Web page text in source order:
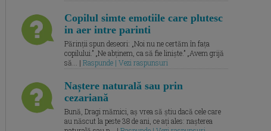
Copilul simte emotiile care plutesc
in aer intre parinti
Părinții spun deseori: „Noi nu ne certăm în fața
copilului.” „Ne abținem, ca să fie liniște.” „Avem grijă
să... | Raspunde | Vezi raspunsuri
Naștere naturală sau prin
cezariană
Bună, Dragi mămici, aș vrea să știu dacă cele care
au născut la peste 38 de ani, ce ați ales: nașterea